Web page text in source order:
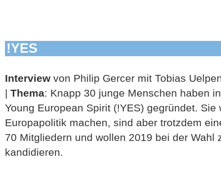
!YES
Interviewvon Philip Gercer mit Tobias
| Thema: Knapp 30 junge Menschen haben
Young European Spirit (!YES) gegründet.
Europapolitik machen, sind aber trotzdem
70 Mitgliedern und wollen 2019 bei der Wahl
kandidieren.